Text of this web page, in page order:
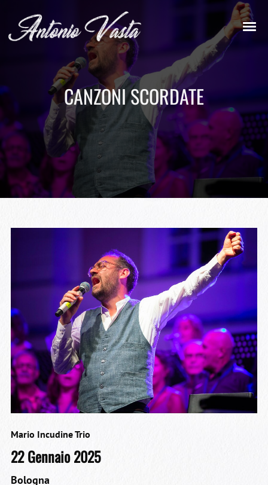
CANZONI SCORDATE
Mario Incudine Trio
22 Gennaio 2025
Bologna